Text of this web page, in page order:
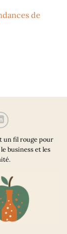
de
un fil rouge pour
business et les